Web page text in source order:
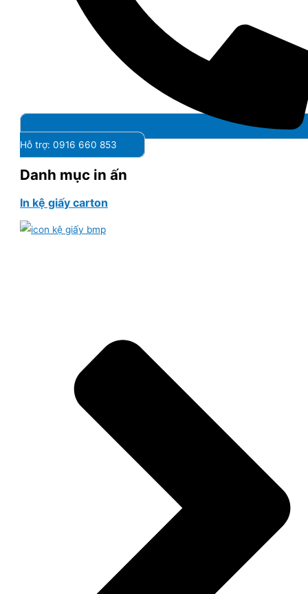
Hỗ trợ: 0916 660 853
Danh mục in ấn
In kệ giấy carton